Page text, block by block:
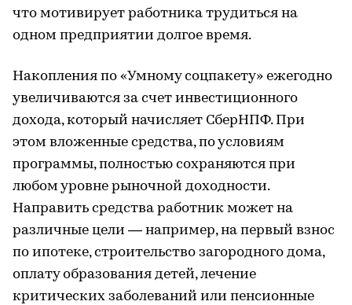
что мотивирует работника трудиться на
одном предприятии долгое время.
Накопления по «Умному соцпакету» ежегодно
увеличиваются за счет инвестиционного
дохода, который начисляет СберНПФ. При
этом вложенные средства, по условиям
программы, полностью сохраняются при
любом уровне рыночной доходности.
Направить средства работник может на
различные цели — например, на первый взнос
по ипотеке, строительство загородного дома,
оплату образования детей, лечение
критических заболеваний или пенсионные